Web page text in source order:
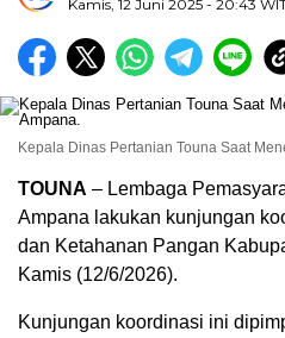
Kamis, 12 Juni 2025 - 20:43
Kepala Dinas Pertanian Touna Saat
TOUNA – Lembaga
Ampana lakukan kunjungan
dan Ketahanan Pangan
Kamis (12/6/2026).
Kunjungan koordinasi ini